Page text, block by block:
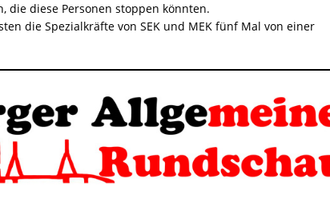
die diese Personen stoppen könnten.
die Spezialkräfte von SEK und MEK fünf Mal von einer